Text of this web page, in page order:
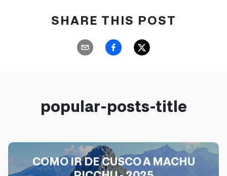
SHARE THIS POST
popular-posts-title
COMO IR DE CUSCO A MACHU